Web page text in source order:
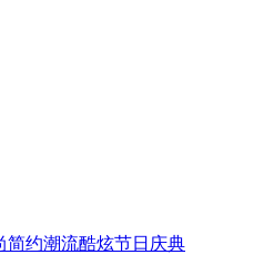
简约潮流酷炫节日庆典